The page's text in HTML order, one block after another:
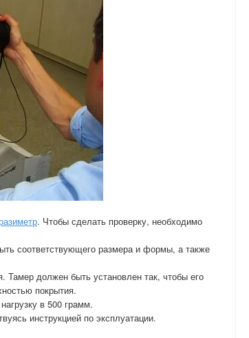
. Чтобы сделать проверку, необходимо
соответствующего размера и формы, а также
Тамер должен быть установлен так, чтобы его
покрытия.
в 500 грамм.
инструкцией по эксплуатации.